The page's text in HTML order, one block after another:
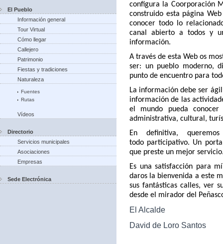
El Pueblo
Información general
Tour Virtual
Cómo llegar
Callejero
Patrimonio
Fiestas y tradiciones
Naturaleza
Fuentes
Rutas
Vídeos
Directorio
Servicios municipales
Asociaciones
Empresas
Sede Electrónica
configura la Coorporación
construido esta página
conocer todo lo
canal abierto a todos y
información.
A través de esta Web os
ser: un pueblo moderno,
punto de encuentro para
La información debe ser
información de las
el mundo pueda
administrativa, cultural,
En definitiva,
todo participativo. Un
que preste un mejor
Es una satisfacción para
daros la bienvenida a este
sus fantásticas calles, ver
desde el mirador del
El Alcalde
David de Loro Santos